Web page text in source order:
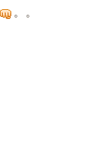
。。